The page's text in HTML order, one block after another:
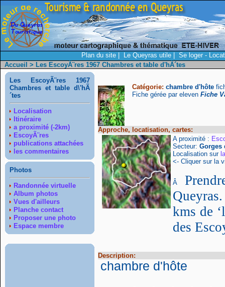
Plan du site Le Queyras utile
Se loger -
Accueil > Les EscoyÃ¨res 1967 Chambres et table d'hÃ´tes
Les EscoyÃ¨res 1967
Chambres et table d\'hÃ
´tes
Localisation
Itinéraire
a proximité (-2km)
EscoyÃ¨res
publications attachées
les commentaires
Photos
Randonnée virtuelle
Album photos
Vues d'ailleurs
Planche contact
Proposer une photo
Espace membre
Catégorie: chambre d'hôte
Fiche gérée par eleven Fiche
Approche, locatisation, cartes:
A proximité :
Secteur: Gorges
Localisation sur
<- Cliquer sur la
Â
kms de
des
Description:
chambre d'hôte